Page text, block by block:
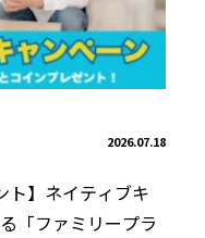
2026.07.18
ト】ネイティブキ
「ファミリープラ